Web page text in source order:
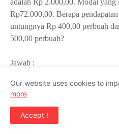
Rp72.000,00. Berapa
untungnya Rp 400,00 perbuah
500,00 perbuah?
Jawab :
jumlah kue=40 ⇒ a + b=40
modal kue ⇒ 1.500a +
dibagi 500)
⇒3a + 4b=144
Our website uses cookies to
more
Accept !